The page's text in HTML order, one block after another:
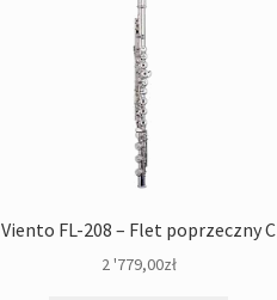
Viento FL-208 – Flet poprzeczny C
2 '779,00zł